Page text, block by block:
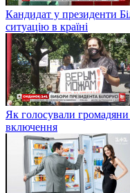
Кандидат у президенти
ситуацію в країні
Як голосували громадяни
включення